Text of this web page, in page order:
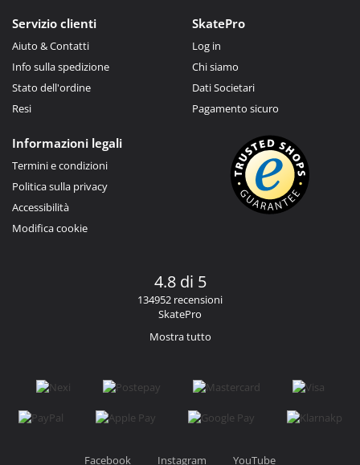
Servizio clienti
Aiuto & Contatti
Info sulla spedizione
Stato dell'ordine
Resi
SkatePro
Log in
Chi siamo
Dati Societari
Pagamento sicuro
Informazioni legali
Termini e condizioni
Politica sulla privacy
Accessibilità
Modifica cookie
4.8 di 5
134952 recensioni
SkatePro
Mostra tutto
Facebook Instagram YouTube